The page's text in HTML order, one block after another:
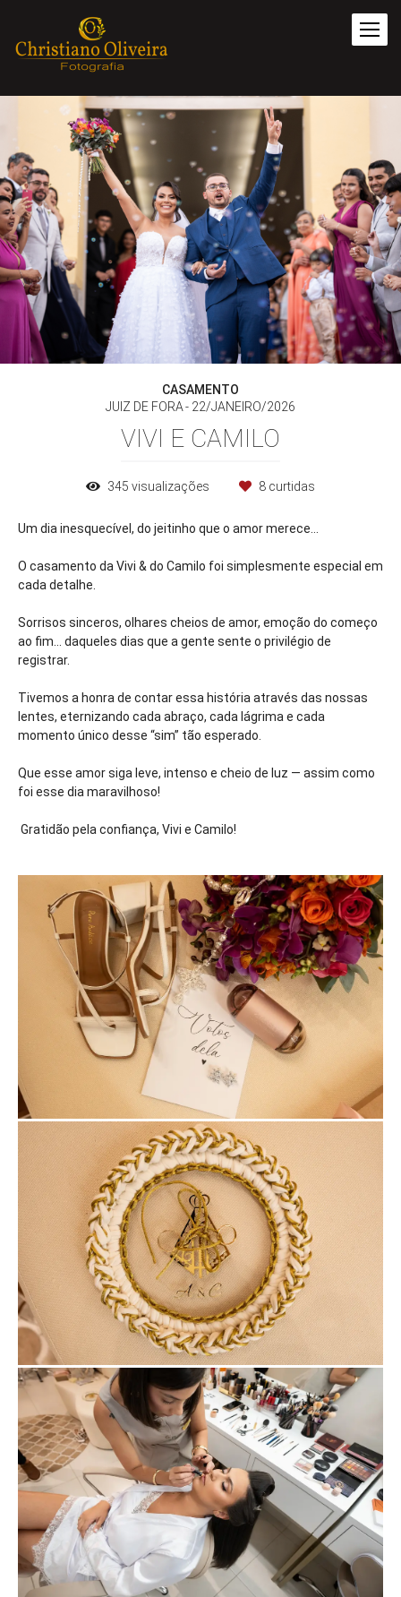
CASAMENTO
JUIZ DE FORA
22/JANEIRO/2026
VIVI E CAMILO
345 visualizações 8 curtidas
Um dia inesquecível, do jeitinho que o amor merece…
O casamento da Vivi & do Camilo foi simplesmente especial em
cada detalhe.
Sorrisos sinceros, olhares cheios de amor, emoção do começo
ao fim… daqueles dias que a gente sente o privilégio de
registrar.
Tivemos a honra de contar essa história através das nossas
lentes, eternizando cada abraço, cada lágrima e cada
momento único desse “sim” tão esperado.
Que esse amor siga leve, intenso e cheio de luz — assim como
foi esse dia maravilhoso!
Gratidão pela confiança, Vivi e Camilo!